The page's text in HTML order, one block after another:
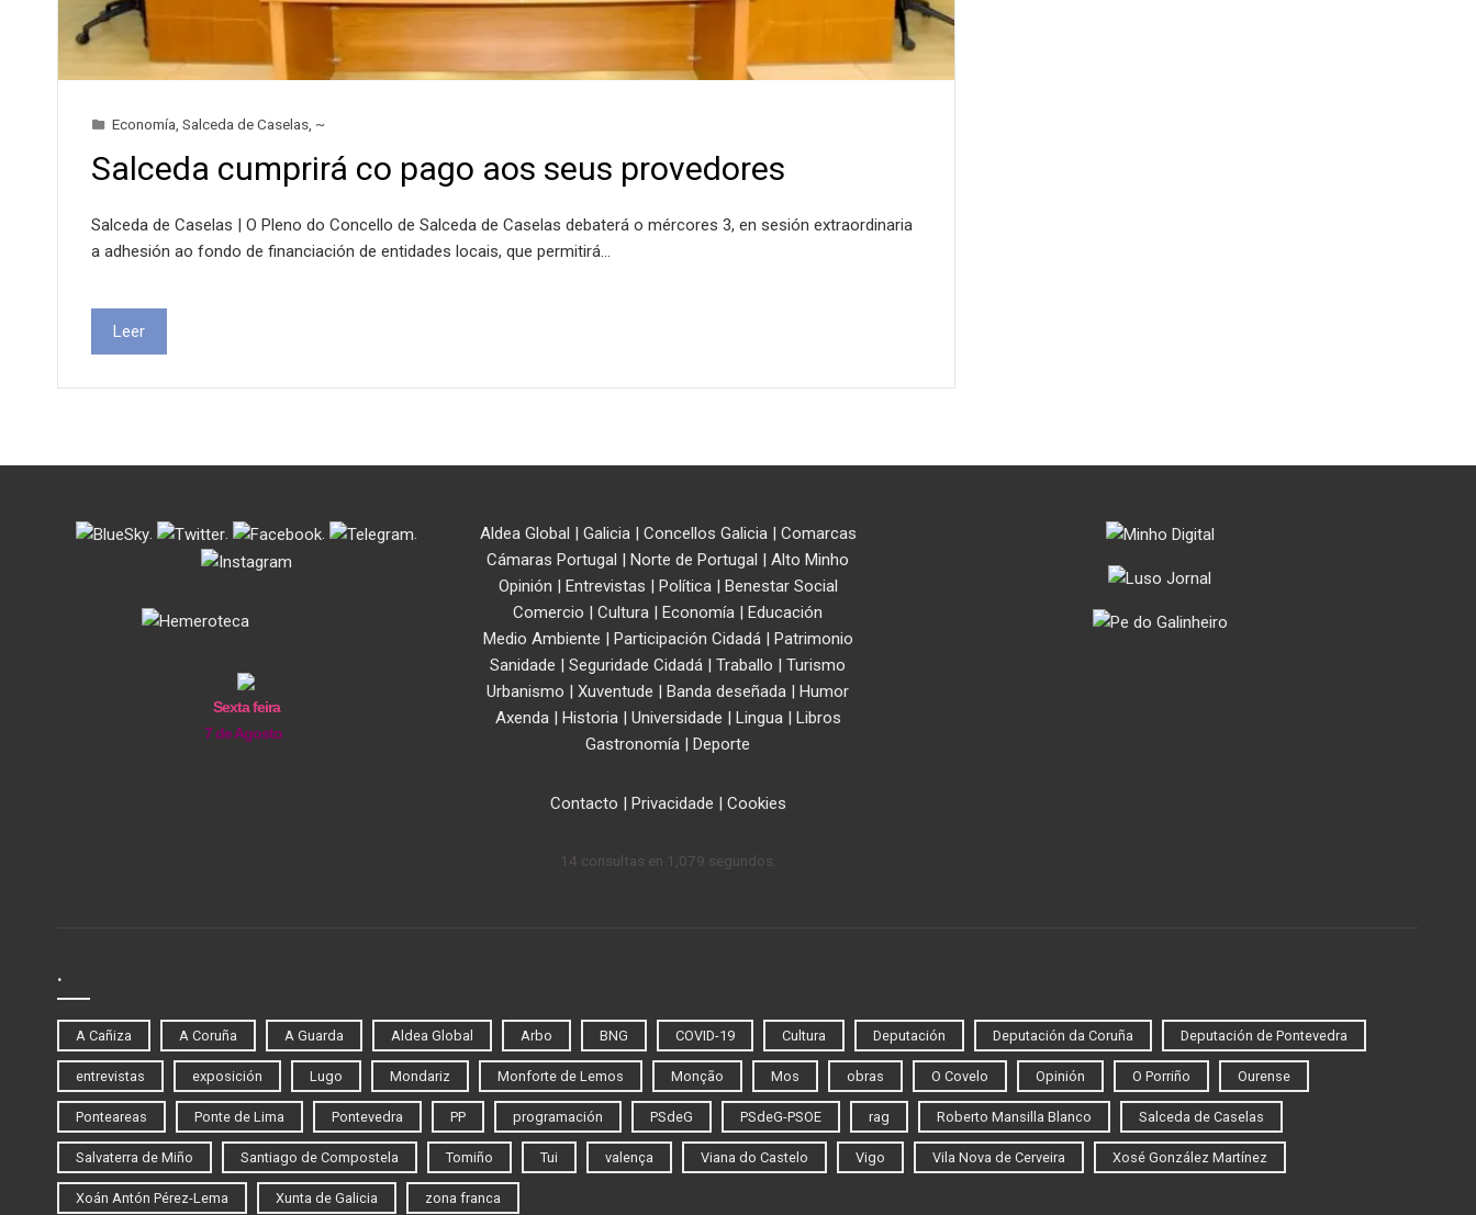
Economía Salceda de Caselas ~
Salceda cumprirá co pago aos seus provedores
Salceda de Caselas | O Pleno do Concello de Salceda de Caselas debaterá o mércores 3, en sesión extraordinaria
a adhesión ao fondo de financiación de entidades locais, que permitirá…
Leer
. . . .
Sexta feira
7 de Agosto
Aldea Global | Galicia| Concellos Galicia| Comarcas
Cámaras Portugal | Norte de Portugal | Alto Minho
Opinión | Entrevistas | Política| Benestar Social
Comercio | Cultura | Economía | Educación
Medio Ambiente | Participación Cidadá| Patrimonio
Sanidade | Seguridade Cidadá | Traballo | Turismo
Urbanismo | Xuventude | Banda deseñada | Humor
Axenda| Historia| Universidade | Lingua| Libros
Gastronomía | Deporte
Contacto | Privacidade | Cookies
14 consultas en 1,079 segundos.
.
A Cañiza A Coruña A Guarda Aldea Global Arbo BNG COVID-19 Cultura Deputación Deputación da Coruña Deputación de Pontevedra
entrevistas exposición Lugo Mondariz Monforte de Lemos Monção Mos obras O Covelo Opinión O Porriño Ourense
Ponteareas Ponte de Lima Pontevedra PP programación PSdeG PSdeG-PSOE rag Roberto Mansilla Blanco Salceda de Caselas
Salvaterra de Miño Santiago de Compostela Tomiño Tui valença Viana do Castelo Vigo Vila Nova de Cerveira Xosé González Martínez
Xoán Antón Pérez-Lema Xunta de Galicia zona franca